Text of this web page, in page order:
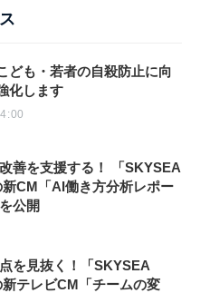
ども・若者の自殺防止に向
化します
善を支援する！ 「SKYSEA
CM「AI働き方分析レポー
公開
を見抜く！「SKYSEA
テレビCM「チームの変